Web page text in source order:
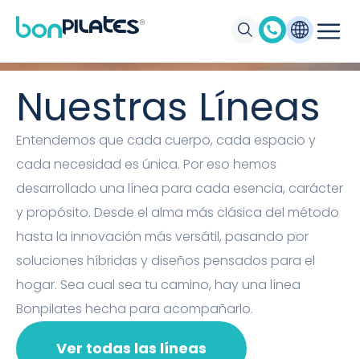
Máquinas de Pilates, Pilates suelo y
accesorios Bonpilates
Nuestras Líneas
Entendemos que cada cuerpo, cada espacio y
cada necesidad es única. Por eso hemos
desarrollado una línea para cada esencia, carácter
y propósito. Desde el alma más clásica del método
hasta la innovación más versátil, pasando por
soluciones híbridas y diseños pensados para el
hogar. Sea cual sea tu camino, hay una línea
Bonpilates hecha para acompañarlo.
Ver todas las líneas